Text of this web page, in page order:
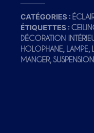
CATÉGORIES :
ÉTIQUETTES :
DÉCORATION
HOLOPHANE, LAMPE,
MANGER,SUSPENSION